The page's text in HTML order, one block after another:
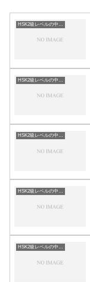
HSK2級レベルの中国語
HSK2級レベルの中国語
HSK2級レベルの中国語